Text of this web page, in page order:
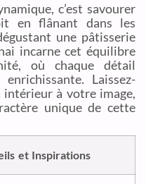
c’est savourer
en flânant dans les
une pâtisserie
incarne cet équilibre
où chaque détail
Laissez-
à votre image,
unique de cette
et Inspirations